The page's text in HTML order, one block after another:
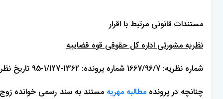
مستندات قانونی مرتبط با اقرار
نظریه مشورتی اداره کل حقوقی قوه قضاییه
شماره نظریه: 1667/96/7 شماره پرونده: 1362-1/127-95 تاریخ نظریه: 1396/07/22
چنانچه در پروندهمطالبه مهریه مستند به سند رسمی خوانده زوج